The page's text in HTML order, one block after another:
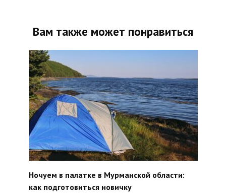
Вам также может понравиться
Ночуем в палатке в Мурманской области:
как подготовиться новичку